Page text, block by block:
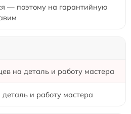
— поэтому на гарантийную
на деталь и работу мастера
и работу мастера